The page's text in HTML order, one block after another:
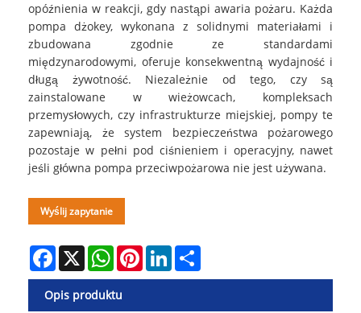
opóźnienia w reakcji, gdy nastąpi awaria pożaru. Każda
pompa dżokey, wykonana z solidnymi materiałami i
zbudowana zgodnie ze standardami
międzynarodowymi, oferuje konsekwentną wydajność i
długą żywotność. Niezależnie od tego, czy są
zainstalowane w wieżowcach, kompleksach
przemysłowych, czy infrastrukturze miejskiej, pompy te
zapewniają, że system bezpieczeństwa pożarowego
pozostaje w pełni pod ciśnieniem i operacyjny, nawet
jeśli główna pompa przeciwpożarowa nie jest używana.
Wyślij zapytanie
Facebook
X WhatsAppPinterestLinkedIn
Opis produktu